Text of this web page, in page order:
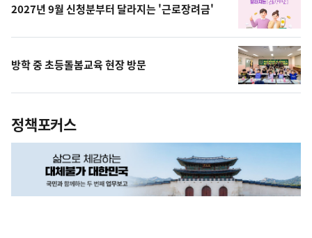
2027년 9월 신청분부터 달라지는 '근로장려금'
방학 중 초등돌봄교육 현장 방문
정책포커스